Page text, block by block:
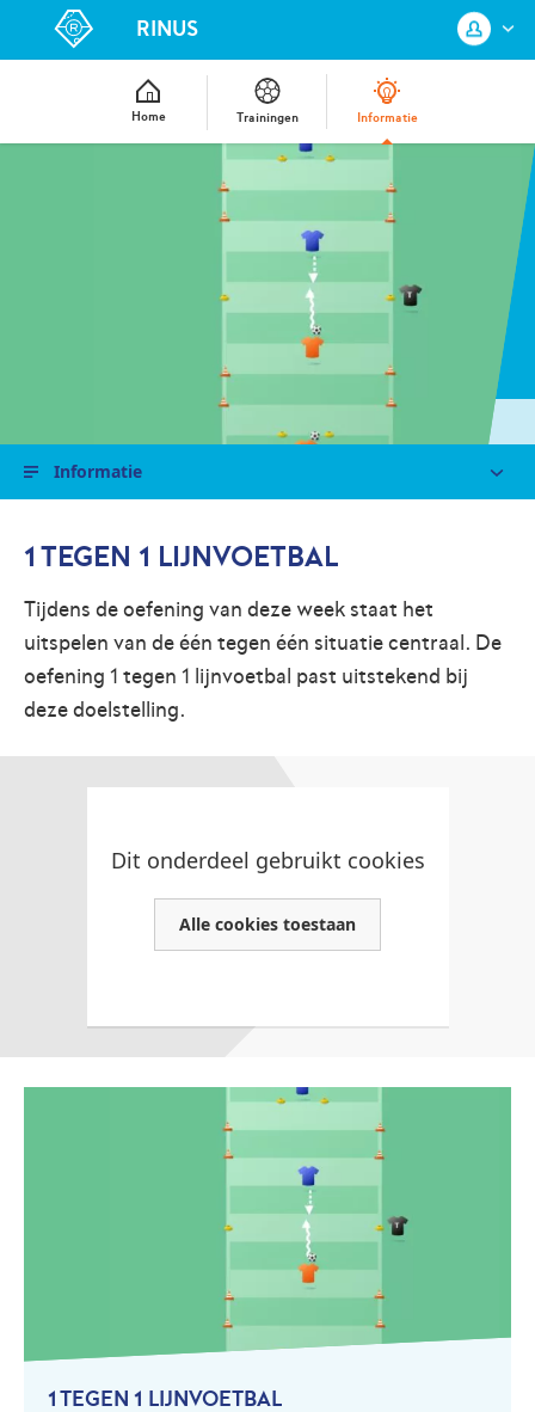
RINUS
Home Trainingen Informatie
Log in met je KNVB Account of maak
een nieuw KNVB Account aan.
Inloggen
Registreren
Informatie
1 TEGEN 1 LIJNVOETBAL
Tijdens de oefening van deze week staat het
uitspelen van de één tegen één situatie centraal. De
oefening 1 tegen 1 lijnvoetbal past uitstekend bij
deze doelstelling.
Dit onderdeel gebruikt cookies
Alle cookies toestaan
1 TEGEN 1 LIJNVOETBAL